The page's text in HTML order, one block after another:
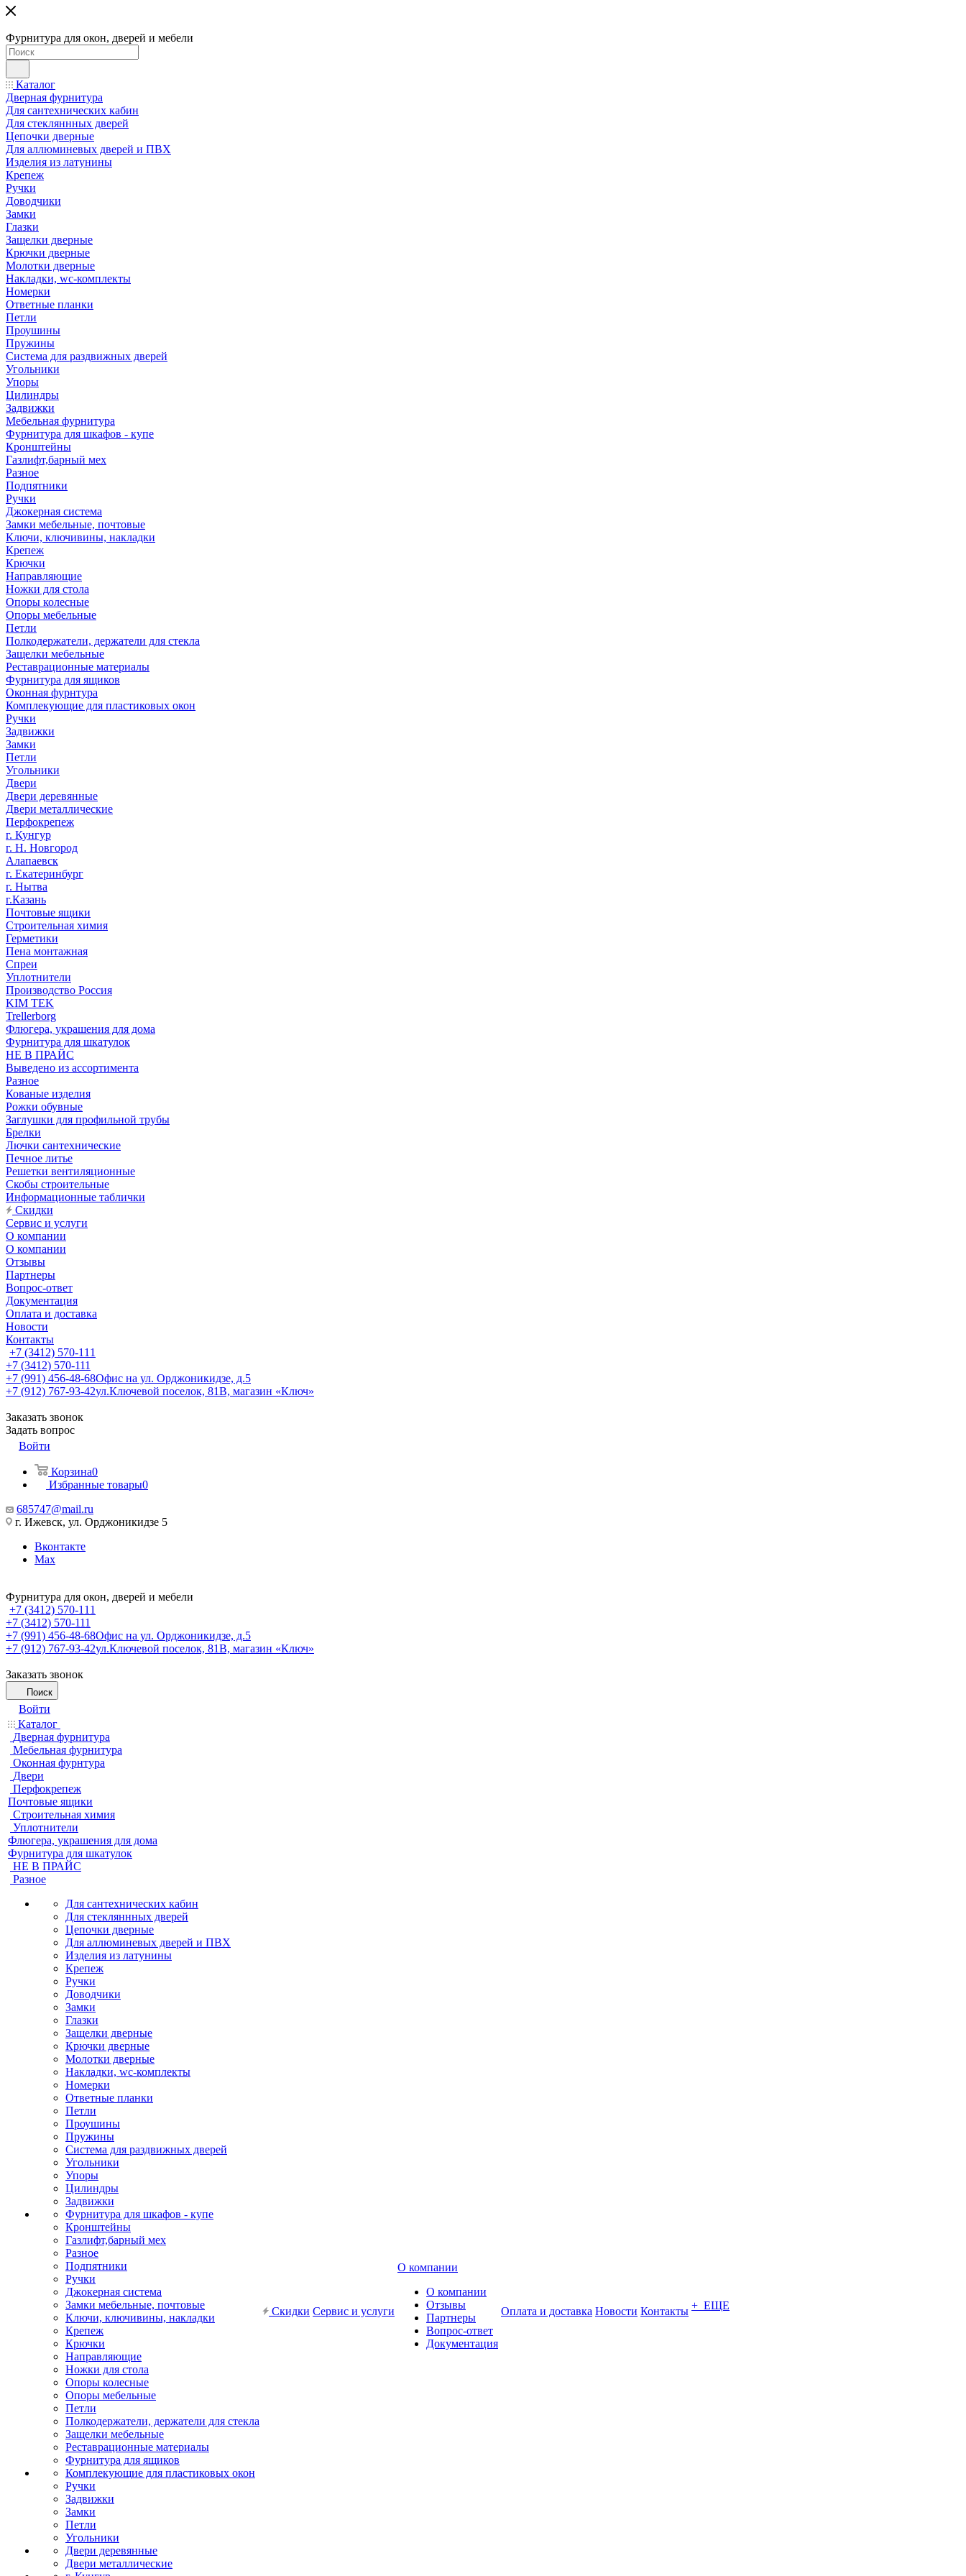
Фурнитура для окон, дверей и мебели
Каталог
Дверная фурнитура
Для сантехнических кабин
Для стекляннных дверей
Цепочки дверные
Для аллюминевых дверей и ПВХ
Изделия из латунины
Крепеж
Ручки
Доводчики
Замки
Глазки
Защелки дверные
Крючки дверные
Молотки дверные
Накладки, wc-комплекты
Номерки
Ответные планки
Петли
Проушины
Пружины
Система для раздвижных дверей
Угольники
Упоры
Цилиндры
Задвижки
Мебельная фурнитура
Фурнитура для шкафов - купе
Кронштейны
Газлифт,барный мех
Разное
Подпятники
Ручки
Джокерная система
Замки мебельные, почтовые
Ключи, ключивины, накладки
Крепеж
Крючки
Направляющие
Ножки для стола
Опоры колесные
Опоры мебельные
Петли
Полкодержатели, держатели для стекла
Защелки мебельные
Реставрационные материалы
Фурнитура для ящиков
Оконная фурнтура
Комплекующие для пластиковых окон
Ручки
Задвижки
Замки
Петли
Угольники
Двери
Двери деревянные
Двери металлические
Перфокрепеж
г. Кунгур
г. Н. Новгород
Алапаевск
г. Екатеринбург
г. Нытва
г.Казань
Почтовые ящики
Строительная химия
Герметики
Пена монтажная
Спреи
Уплотнители
Производство Россия
KIM TEK
Trellerborg
Флюгера, украшения для дома
Фурнитура для шкатулок
НЕ В ПРАЙС
Выведено из ассортимента
Разное
Кованые изделия
Рожки обувные
Заглушки для профильной трубы
Брелки
Лючки сантехнические
Печное литье
Решетки вентиляционные
Скобы строительные
Информационные таблички
Скидки
Сервис и услуги
О компании
О компании
Отзывы
Партнеры
Вопрос-ответ
Документация
Оплата и доставка
Новости
Контакты
+7 (3412) 570-111
+7 (3412) 570-111
+7 (991) 456-48-68Офис на ул. Орджоникидзе, д.5
+7 (912) 767-93-42ул.Ключевой поселок, 81В, магазин «Ключ»
Заказать звонок
Задать вопрос
Войти
Корзина0
Избранные товары0
685747@mail.ru
г. Ижевск, ул. Орджоникидзе 5
Вконтакте
Max
Фурнитура для окон, дверей и мебели
+7 (3412) 570-111
+7 (3412) 570-111
+7 (991) 456-48-68Офис на ул. Орджоникидзе, д.5
+7 (912) 767-93-42ул.Ключевой поселок, 81В, магазин «Ключ»
Заказать звонок
Поиск
Войти
Каталог
Дверная фурнитура
Мебельная фурнитура
Оконная фурнтура
Двери
Перфокрепеж
Почтовые ящики
Строительная химия
Уплотнители
Флюгера, украшения для дома
Фурнитура для шкатулок
НЕ В ПРАЙС
Разное
Для сантехнических кабин
Для стекляннных дверей
Цепочки дверные
Для аллюминевых дверей и ПВХ
Изделия из латунины
Крепеж
Ручки
Доводчики
Замки
Глазки
Защелки дверные
Крючки дверные
Молотки дверные
Накладки, wc-комплекты
Номерки
Ответные планки
Петли
Проушины
Пружины
Система для раздвижных дверей
Угольники
Упоры
Цилиндры
Задвижки
Фурнитура для шкафов - купе
Кронштейны
Газлифт,барный мех
Разное
Подпятники
Ручки
Джокерная система
Замки мебельные, почтовые
Ключи, ключивины, накладки
Крепеж
Крючки
Направляющие
Ножки для стола
Опоры колесные
Опоры мебельные
Петли
Полкодержатели, держатели для стекла
Защелки мебельные
Реставрационные материалы
Фурнитура для ящиков
Комплекующие для пластиковых окон
Ручки
Задвижки
Замки
Петли
Угольники
Двери деревянные
Двери металлические
Скидки Сервис и услуги
О компании
О компании
Отзывы
Партнеры
Вопрос-ответ
Документация
Оплата и доставка Новости Контакты + ЕЩЕ